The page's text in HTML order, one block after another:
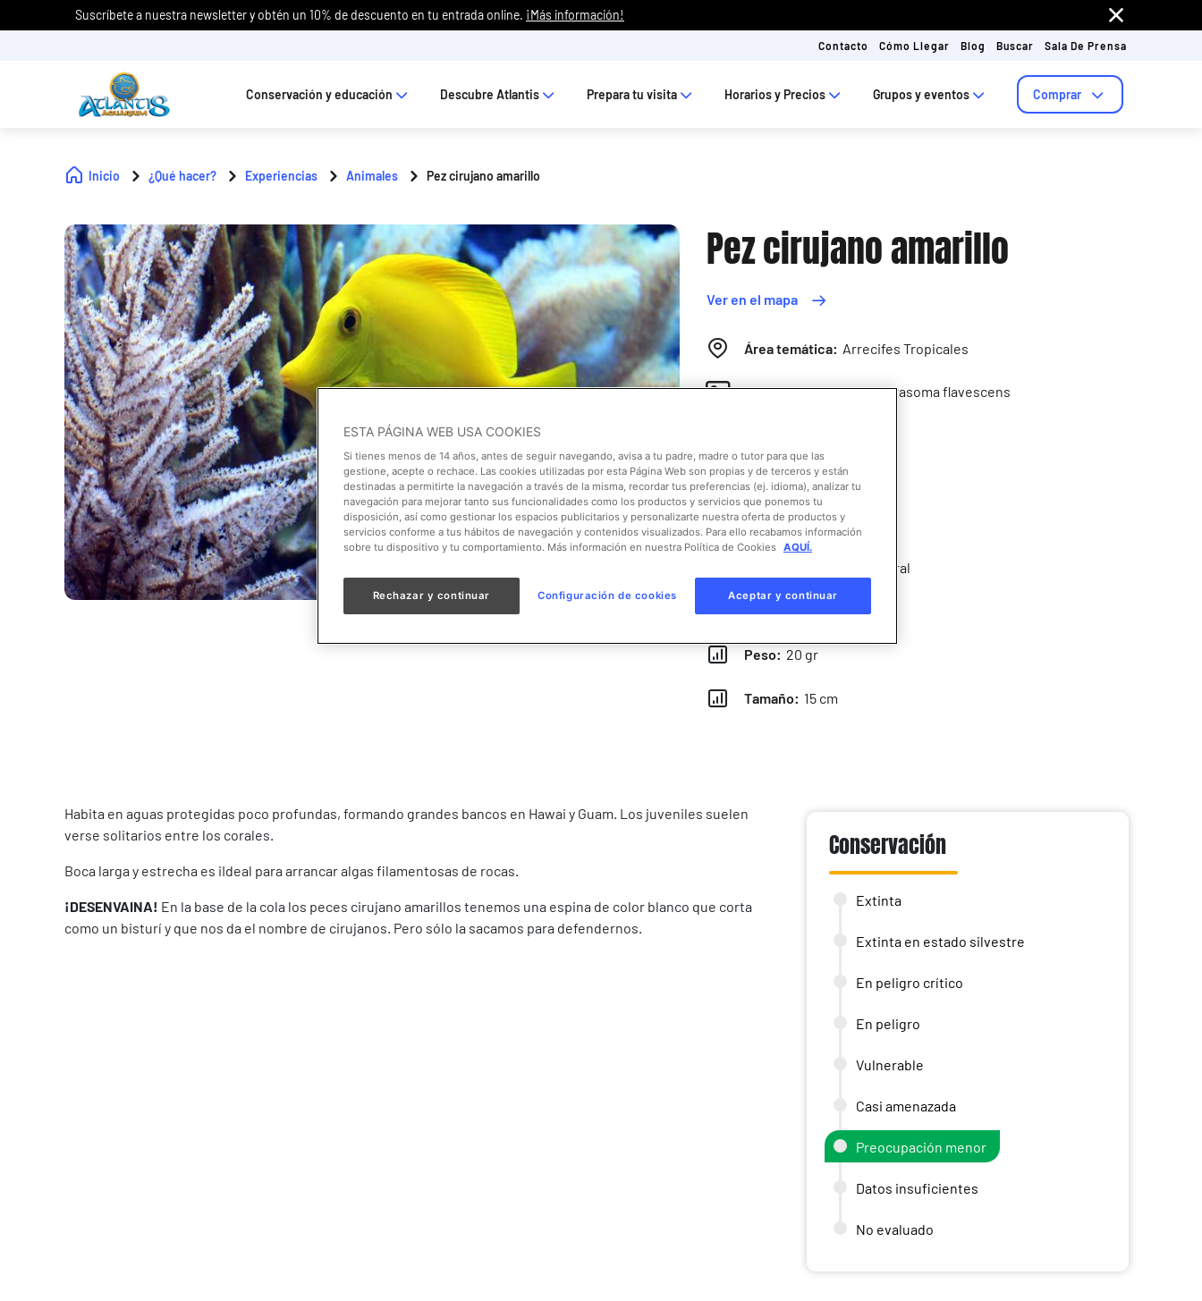
Suscríbete a nuestra newsletter y obtén un 10% de descuento en tu entrada online. ¡Más información!
Contacto Cómo Llegar Blog Buscar Sala De Prensa
Conservación y educación Descubre Atlantis Prepara tu visita Horarios y Precios Grupos y eventos Comprar
Inicio ¿Qué hacer? Experiencias Animales Pez cirujano amarillo
Pez cirujano amarillo
Ver en el mapa
Área temática: Arrecifes Tropicales
Nombre científico:Zebrasoma flavescens
Order: Vertebrados
Continente:N A
Arrecifes de coral
Dieta:Herbívoro
Peso: 20 gr
Tamaño: 15 cm
Habita en aguas protegidas poco profundas, formando grandes bancos en Hawai y Guam. Los juveniles suelen
verse solitarios entre los corales.
Boca larga y estrecha es iIdeal para arrancar algas filamentosas de rocas.
¡DESENVAINA! En la base de la cola los peces cirujano amarillos tenemos una espina de color blanco que corta
como un bisturí y que nos da el nombre de cirujanos. Pero sólo la sacamos para defendernos.
Conservación
Extinta
Extinta en estado silvestre
En peligro crítico
En peligro
Vulnerable
Casi amenazada
Preocupación menor
Datos insuficientes
No evaluado
ESTA PÁGINA WEB USA COOKIES
Si tienes menos de 14 años, antes de seguir navegando, avisa a tu padre, madre o tutor para que las
gestione, acepte o rechace. Las cookies utilizadas por esta Página Web son propias y de terceros y están
destinadas a permitirte la navegación a través de la misma, recordar tus preferencias (ej. idioma), analizar tu
navegación para mejorar tanto sus funcionalidades como los productos y servicios que ponemos tu
disposición, así como gestionar los espacios publicitarios y personalizarte nuestra oferta de productos y
servicios conforme a tus hábitos de navegación y contenidos visualizados. Para ello recabamos información
sobre tu dispositivo y tu comportamiento. Más información en nuestra Política de Cookies AQUÍ.
Rechazar y continuar Aceptar y continuar
Configuración de cookies